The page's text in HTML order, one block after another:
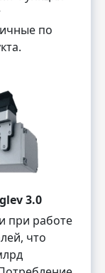
по
3.0
при работе
что